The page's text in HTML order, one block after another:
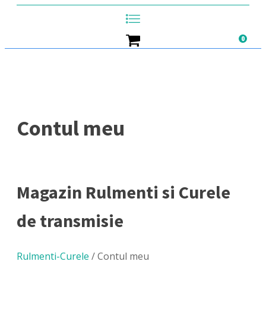
0
Contul meu
Magazin Rulmenti si Curele
de transmisie
Rulmenti-Curele / Contul meu